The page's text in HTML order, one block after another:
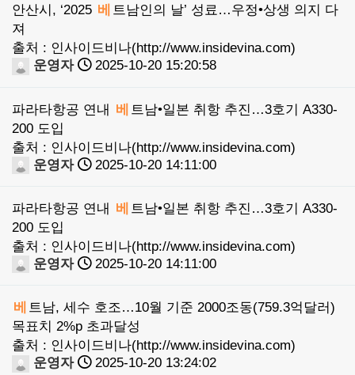
안산시, ‘2025 베 트남인의 날’ 성료…우정•상생 의지 다
져
출처 : 인사이드비나(http://www.insidevina.com)
운영자
2025-10-20 15:20:58
파라타항공 연내 베 트남•일본 취항 추진…3호기 A330-
200 도입
출처 : 인사이드비나(http://www.insidevina.com)
운영자
2025-10-20 14:11:00
파라타항공 연내 베 트남•일본 취항 추진…3호기 A330-
200 도입
출처 : 인사이드비나(http://www.insidevina.com)
운영자
2025-10-20 14:11:00
베 트남, 세수 호조…10월 기준 2000조동(759.3억달러)
목표치 2%p 초과달성
출처 : 인사이드비나(http://www.insidevina.com)
운영자
2025-10-20 13:24:02